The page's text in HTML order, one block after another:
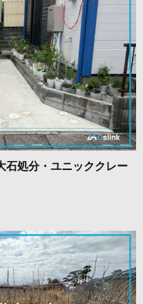
石処分・ユニッククレー